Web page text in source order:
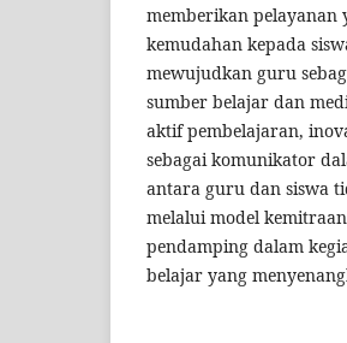
memberikan pelayanan
kemudahan kepada
mewujudkan guru
sumber belajar dan
aktif pembelajaran,
sebagai komunikator
antara guru dan siswa
melalui model
pendamping dalam
belajar yang